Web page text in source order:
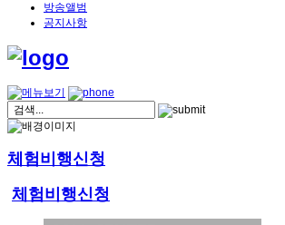
방송앨범
공지사항
체험비행신청
체험비행신청